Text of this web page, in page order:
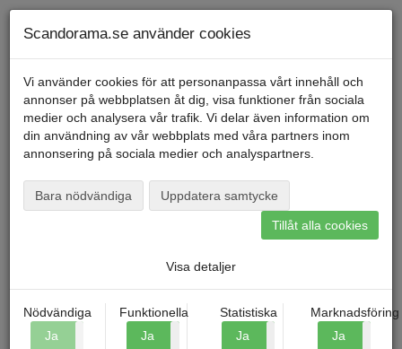
Menu
Startsida » Om Scandorama
Om Scandorama
Scandorama.se använder cookies
Vi använder cookies för att personanpassa vårt innehåll och
annonser på webbplatsen åt dig, visa funktioner från sociala
medier och analysera vår trafik. Vi delar även information om
din användning av vår webbplats med våra partners inom
annonsering på sociala medier och analyspartners.
Bara nödvändiga Uppdatera samtycke
Tillåt alla cookies
Visa detaljer
Nödvändiga
Ja
Funktionella
Ja
Statistiska
Ja
Marknadsföring
Ja